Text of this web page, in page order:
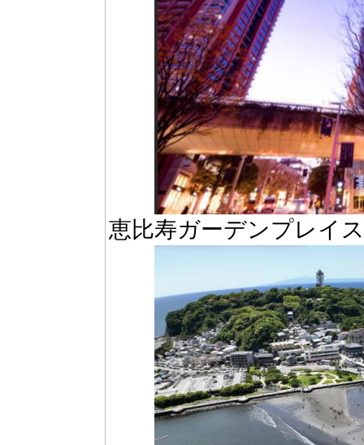
恵比寿ガーデンプレイ